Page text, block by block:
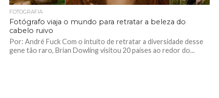
FOTOGRAFIA
Fotógrafo viaja o mundo para retratar a beleza do
cabelo ruivo
Por: André Fuck Com o intuito de retratar a diversidade desse
gene tão raro, Brian Dowling visitou 20 países ao redor do...